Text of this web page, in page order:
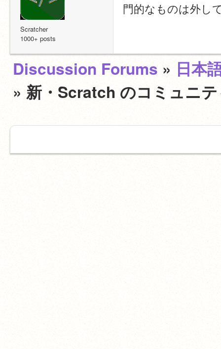
Scratcher
1000+ posts
門的なものは外し
Discussion Forums » 日本
» 新・Scratch のコミュニ